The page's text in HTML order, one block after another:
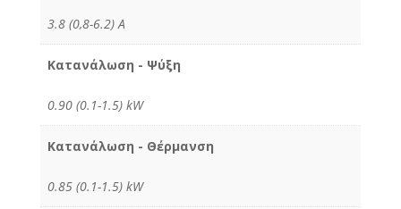
3.8 (0,8-6.2) Α
Κατανάλωση - Ψύξη
0.90 (0.1-1.5) kW
Κατανάλωση - Θέρμανση
0.85 (0.1-1.5) kW